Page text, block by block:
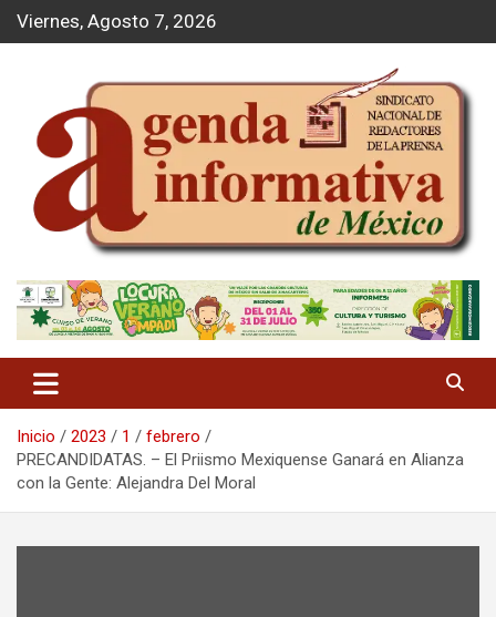
d
Viernes, Agosto 7, 2026
Agenda Informativa
Inicio 2023 1
febrero
PRECANDIDATAS. – El Priismo Mexiquense Ganará en Alianza
con la Gente: Alejandra Del Moral